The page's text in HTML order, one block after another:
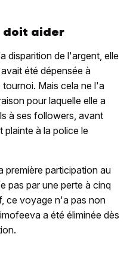
doit aider
disparition de l'argent, elle
été dépensée à
Mais cela ne l'a
pour laquelle elle a
à ses followers, avant
à la police le
première participation au
pas par une perte à cinq
ce voyage n'a pas non
a été éliminée dès